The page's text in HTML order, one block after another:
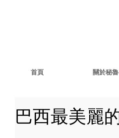
首頁 關於秘魯
巴西最美麗